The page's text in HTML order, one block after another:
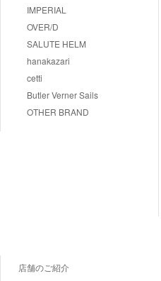
IMPERIAL
OVER/D
SALUTE HELM
hanakazari
cetti
Butler Verner Sails
OTHER BRAND
店舗のご紹介